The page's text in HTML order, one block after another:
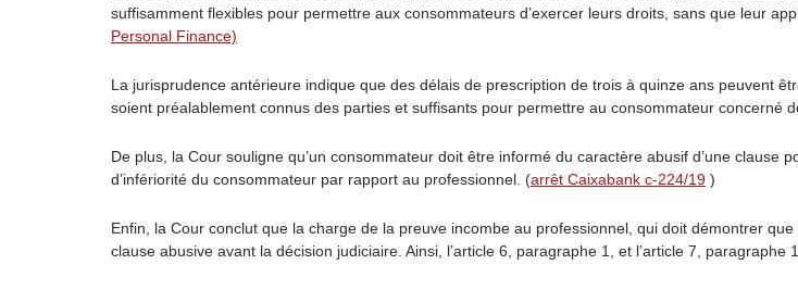
suffisamment flexibles pour permettre aux consommateurs d’exercer leurs droits, sans que leur
Personal Finance)
La jurisprudence antérieure indique que des délais de prescription de trois à quinze ans peuvent
soient préalablement connus des parties et suffisants pour permettre au consommateur concerné
De plus, la Cour souligne qu’un consommateur doit être informé du caractère abusif d’une
d’infériorité du consommateur par rapport au professionnel. (arrêt Caixabank c-224/19 )
Enfin, la Cour conclut que la charge de la preuve incombe au professionnel, qui doit démontrer
clause abusive avant la décision judiciaire. Ainsi, l’article 6, paragraphe 1, et l’article 7, paragraphe